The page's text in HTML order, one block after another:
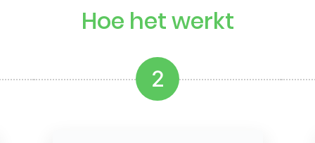
Hoe het werkt
2